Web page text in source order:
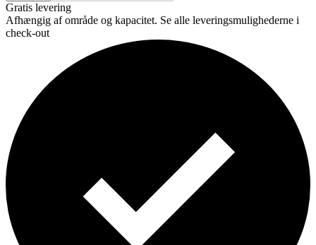
Gratis levering
Afhængig af område og kapacitet. Se alle leveringsmulighederne i
check-out